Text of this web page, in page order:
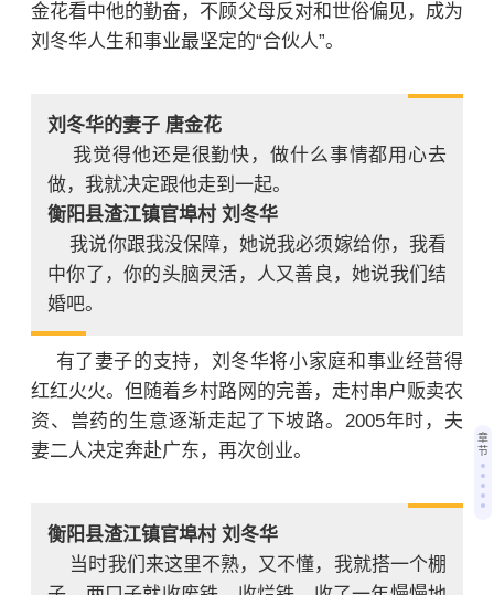
金花看中他的勤奋，不顾父母反对和世俗偏见，成为
刘冬华人生和事业最坚定的“合伙人”。
刘冬华的妻子 唐金花
我觉得他还是很勤快，做什么事情都用心去
做，我就决定跟他走到一起。
衡阳县渣江镇官埠村 刘冬华
我说你跟我没保障，她说我必须嫁给你，我看
中你了，你的头脑灵活，人又善良，她说我们结
婚吧。
有了妻子的支持，刘冬华将小家庭和事业经营得
红红火火。但随着乡村路网的完善，走村串户贩卖农
资、兽药的生意逐渐走起了下坡路。 2005年时，夫
妻二人决定奔赴广东，再次创业。
衡阳县渣江镇官埠村 刘冬华
当时我们来这里不熟，又不懂，我就搭一个棚
章
节